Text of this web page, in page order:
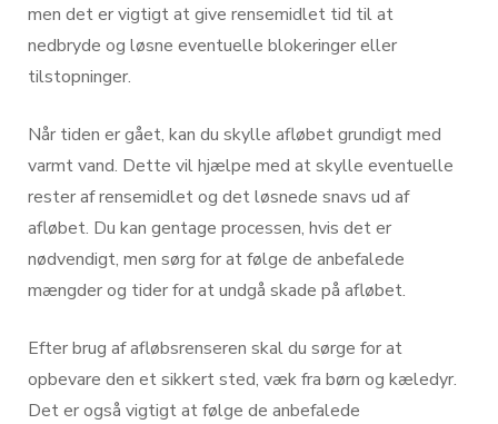
men det er vigtigt at give rensemidlet tid til at
nedbryde og løsne eventuelle blokeringer eller
tilstopninger.
Når tiden er gået, kan du skylle afløbet grundigt med
varmt vand. Dette vil hjælpe med at skylle eventuelle
rester af rensemidlet og det løsnede snavs ud af
afløbet. Du kan gentage processen, hvis det er
nødvendigt, men sørg for at følge de anbefalede
mængder og tider for at undgå skade på afløbet.
Efter brug af afløbsrenseren skal du sørge for at
opbevare den et sikkert sted, væk fra børn og kæledyr.
Det er også vigtigt at følge de anbefalede